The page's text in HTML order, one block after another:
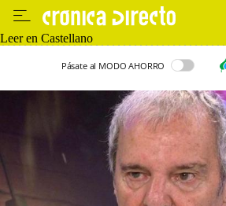
Leer en Castellano
Pásate al MODO AHORRO